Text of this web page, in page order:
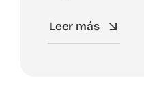
Leer más